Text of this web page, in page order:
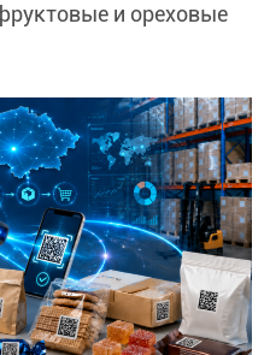
и ореховые